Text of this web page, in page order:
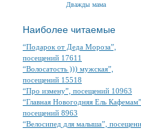
Дважды мама
Наиболее читаемые
“Подарок от Деда Мороза”,
посещений 17611
“Волосатость ))) мужская”,
посещений 15518
“Про измену”, посещений 10963
“Главная Новогодняя Ель
посещений 8963
“Велосипед для малыша”,